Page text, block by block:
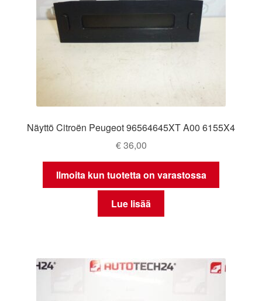
Näyttö Citroën Peugeot 96564645XT A00 6155X4
€36,00
Ilmoita kun tuotetta on varastossa
Lue lisää